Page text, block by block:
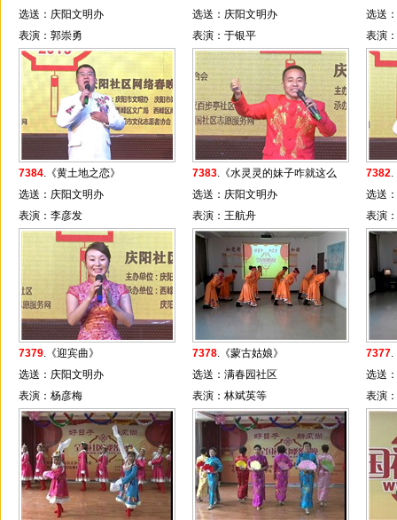
选送：庆阳文明办
表演：郭崇勇
选送：庆阳文明办
表演：于银平
选送
表演
7384.《黄土地之恋》
选送：庆阳文明办
表演：李彦发
7383.《水灵灵的妹子咋就这么
乖》
选送：庆阳文明办
表演：王航舟
7382.
选送
表演
7379.《迎宾曲》
选送：庆阳文明办
表演：杨彦梅
7378.《蒙古姑娘》
选送：满春园社区
表演：林斌英等
7377.
选送
表演